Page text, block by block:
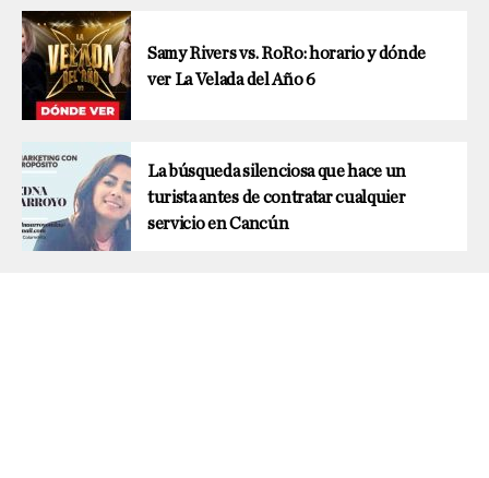
Samy Rivers vs. RoRo: horario y dónde
ver La Velada del Año 6
La búsqueda silenciosa que hace un
turista antes de contratar cualquier
servicio en Cancún